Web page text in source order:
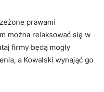
prawami
można relaksować się w
firmy będą mogły
a Kowalski wynająć go